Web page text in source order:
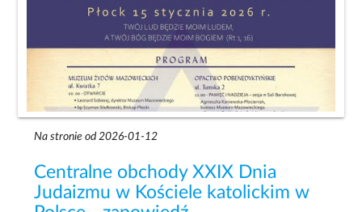
Na stronie od 2026-01-12
Centralne obchody XXIX Dnia
Judaizmu w Kościele katolickim w